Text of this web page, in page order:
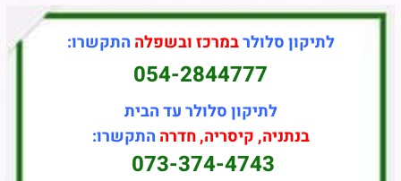
לתיקון סלולרבמרכז ובשפלה התקשרו:
054-2844777
לתיקון סלולר עד הבית
בנתניה, קיסריה, חדרה התקשרו:
073-374-4743